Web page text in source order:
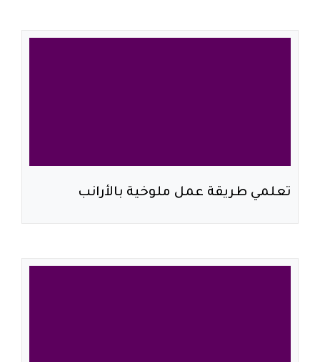
تعلمي طريقة عمل ملوخية بالأرانب